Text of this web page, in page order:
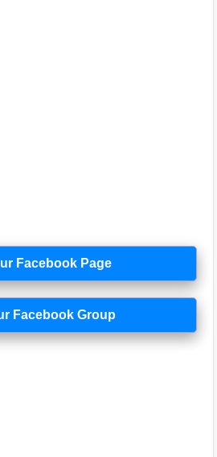
Facebook Page
Facebook Group